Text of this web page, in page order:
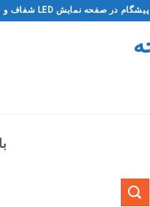
پیشگام در صفحه نمایش LED شفاف و شفاف